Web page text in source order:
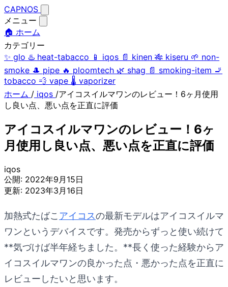
CAPNOS
メニュー
🏠 ホーム
カテゴリー
✨ glo ♨️ heat-tabacco 📱 iqos 📄 kinen 🎋 kiseru 🌱 non-
smoke 🎩 pipe 🔥 ploomtech 🌿 shag 📄 smoking-item 🚬
tobacco 💨 vape 🌡️ vaporizer
ホーム / iqos /アイコスイルマワンのレビュー！6ヶ月使用
し良い点、悪い点を正直に評価
アイコスイルマワンのレビュー！6ヶ
月使用し良い点、悪い点を正直に評価
iqos
公開: 2022年9月15日
更新: 2023年3月16日
加熱式たばこアイコスの最新モデルはアイコスイルマ
ワンというデバイスです。発売からずっと使い続けて
**気づけば半年経ちました。**長く使った経験からア
イコスイルマワンの良かった点・悪かった点を正直に
レビューしたいと思います。